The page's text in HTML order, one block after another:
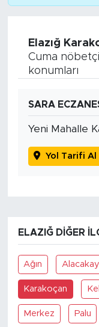
Elazığ
Cuma
konumları
SARA
Yeni Mahalle
Yol Tarifi Al
ELAZIĞ DIĞER
Ağın
Karakoçan
Merkez Palu